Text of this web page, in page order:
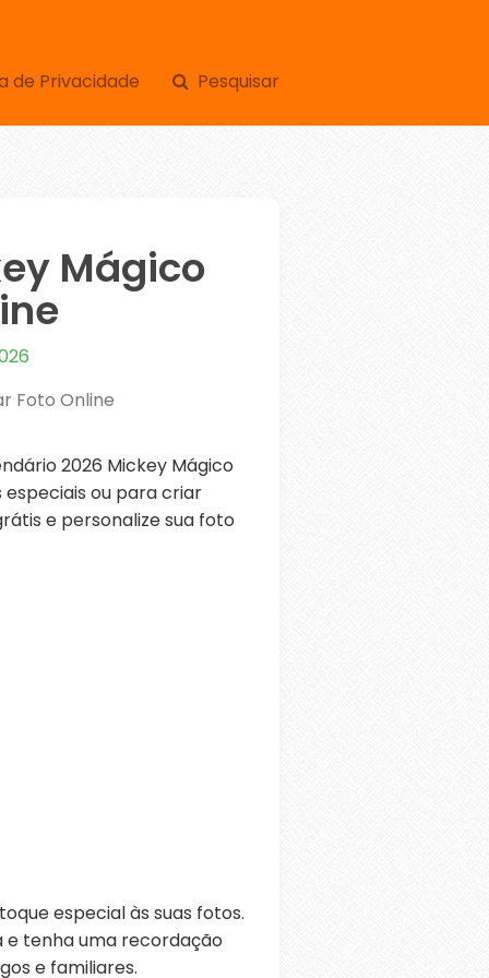
de Privacidade Pesquisar
Mágico
Foto Online
2026 Mickey Mágico
ou para criar
e personalize sua foto
especial às suas fotos.
e tenha uma recordação
e familiares.